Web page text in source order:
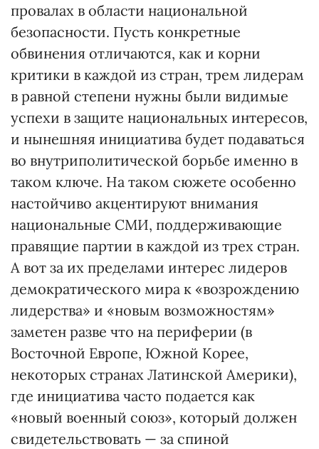
провалах в области национальной
безопасности. Пусть конкретные
обвинения отличаются, как и корни
критики в каждой из стран, трем лидерам
в равной степени нужны были видимые
успехи в защите национальных интересов,
и нынешняя инициатива будет подаваться
во внутриполитической борьбе именно в
таком ключе. На таком сюжете особенно
настойчиво акцентируют внимания
национальные СМИ, поддерживающие
правящие партии в каждой из трех стран.
А вот за их пределами интерес лидеров
демократического мира к «возрождению
лидерства» и «новым возможностям»
заметен разве что на периферии (в
Восточной Европе, Южной Корее,
некоторых странах Латинской Америки),
где инициатива часто подается как
«новый военный союз», который должен
свидетельствовать — за спиной